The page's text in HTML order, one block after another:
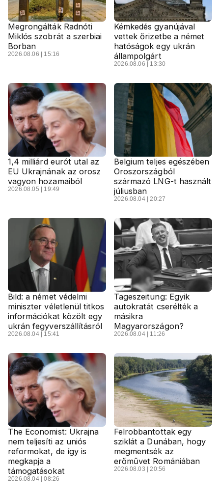
Megrongálták Radnóti
Miklós szobrát a szerbiai
Borban
2026.08.06 | 15:16
Kémkedés gyanújával
vettek őrizetbe a német
hatóságok egy ukrán
állampolgárt
2026.08.06 | 13:30
1,4 milliárd eurót utal az
EU Ukrajnának az orosz
vagyon hozamaiból
2026.08.05 | 19:49
Belgium teljes egészében
Oroszországból
származó LNG-t használt
júliusban
2026.08.04 | 20:27
Bild: a német védelmi
miniszter véletlenül titkos
információkat közölt egy
ukrán fegyverszállításról
2026.08.04 | 15:41
Tageszeitung: Egyik
autokratát cserélték a
másikra
Magyarországon?
2026.08.04 | 11:26
The Economist: Ukrajna
nem teljesíti az uniós
reformokat, de így is
megkapja a
támogatásokat
2026.08.04 | 08:26
Felrobbantottak egy
sziklát a Dunában, hogy
megmentsék az
erőművet Romániában
2026.08.03 | 20:56